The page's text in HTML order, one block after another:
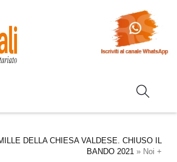
DELLA CHIESA VALDESE. CHIUSO IL
BANDO 2021 » Noi +